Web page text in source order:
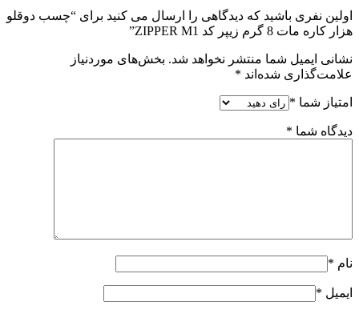
اولین نفری باشید که دیدگاهی را ارسال می کنید برای “چسب دوقلو
هزار کاره مات 8 گرم زیپر کد ZIPPER M1”
نشانی ایمیل شما منتشر نخواهد شد. بخش‌های موردنیاز
علامت‌گذاری شده‌اند *
امتیاز شما *
دیدگاه شما *
نام *
ایمیل *